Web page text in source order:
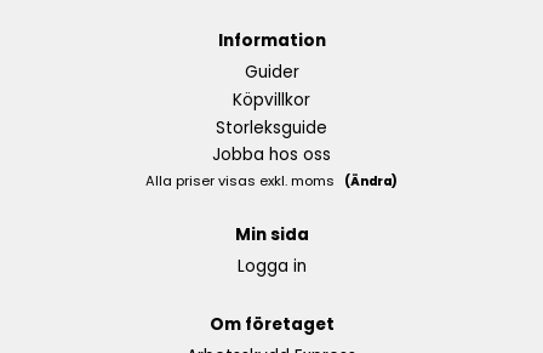
Information
Guider
Köpvillkor
Storleksguide
Jobba hos oss
Alla priser visas exkl. moms (Ändra)
Min sida
Logga in
Om företaget